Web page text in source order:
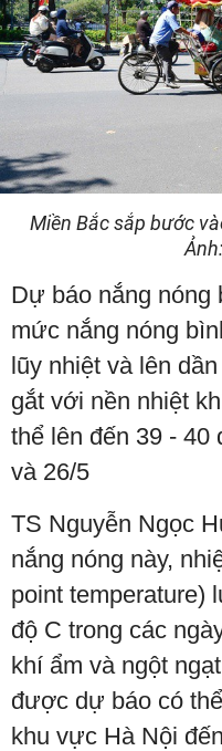
Miền Bắc sắp bước
Dự báo nắng nóng
mức nắng nóng
lũy nhiệt và lên
gắt với nền nhiệt
thể lên đến 39 - 40
và 26/5
TS Nguyễn Ngọc
nắng nóng này,
point temperature)
độ C trong các
khí ẩm và ngột
được dự báo có
khu vực Hà Nội